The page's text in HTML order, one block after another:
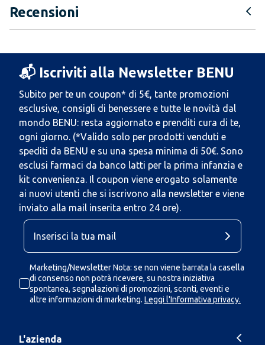
Recensioni
📬 Iscriviti alla Newsletter BENU
Subito per te un coupon* di 5€, tante promozioni
esclusive, consigli di benessere e tutte le novità dal
mondo BENU: resta aggiornato e prenditi cura di te,
ogni giorno. (*Valido solo per prodotti venduti e
spediti da BENU e su una spesa minima di 50€. Sono
esclusi farmaci da banco latti per la prima infanzia e
kit convenienza. Il coupon viene erogato solamente
ai nuovi utenti che si iscrivono alla newsletter e viene
inviato alla mail inserita entro 24 ore).
Marketing/Newsletter Nota: se non viene barrata la casella
di consenso non potrà ricevere, su nostra iniziativa
spontanea, segnalazioni di promozioni, sconti, eventi e
altre informazioni di marketing. Leggi l'Informativa privacy.
L'azienda